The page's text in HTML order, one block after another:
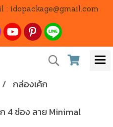
: idopackage@gmail.com
กล่องเค้ก
4 ช่อง ลาย Minimal